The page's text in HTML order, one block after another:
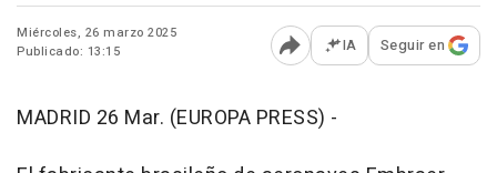
Miércoles, 26 marzo 2025
Publicado: 13:15
Abrir opciones para
IA Seguir en
MADRID 26 Mar. (EUROPA PRESS) -